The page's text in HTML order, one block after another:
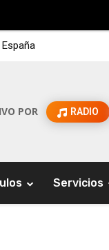
POR RADIO
Servicios